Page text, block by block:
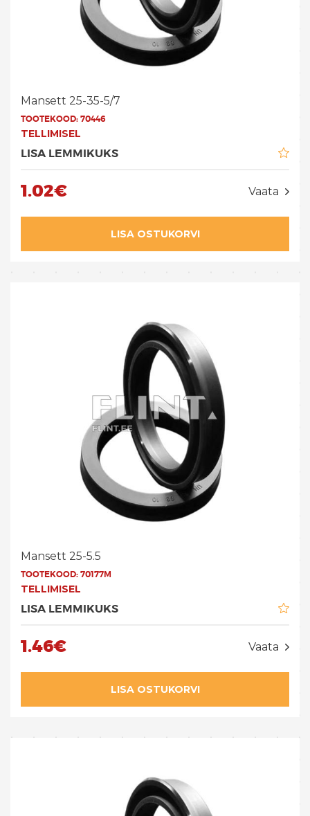
Mansett 25-35-5/7
TOOTEKOOD:70446
TELLIMISEL
LISA LEMMIKUKS
1.02€ Vaata
LISA OSTUKORVI
Mansett 25-5.5
TOOTEKOOD:70177M
TELLIMISEL
LISA LEMMIKUKS
1.46€ Vaata
LISA OSTUKORVI